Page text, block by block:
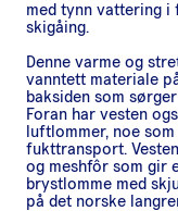
med tynn vattering
skigåing.
Denne varme og
vanntett materiale
baksiden som
Foran har vesten
luftlommer, noe
fukttransport.
og meshfôr som gir
brystlomme med
på det norske